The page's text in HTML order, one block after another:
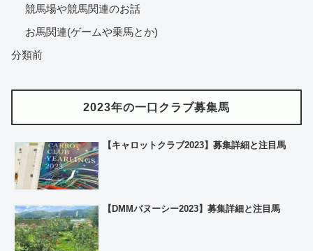
競馬場や競馬関連のお話
お馬関連(ゲームや乗馬とか)
分類前
2023年の一口クラブ募集馬
【キャロットクラブ2023】募集詳細と注目馬
【DMMバヌーシー2023】募集詳細と注目馬